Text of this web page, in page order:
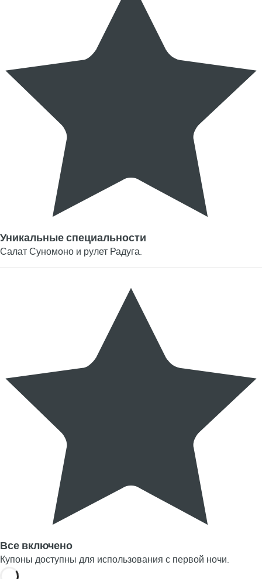
Уникальные специальности
Салат Суномоно и рулет Радуга.
Все включено
Купоны доступны для использования с первой ночи.